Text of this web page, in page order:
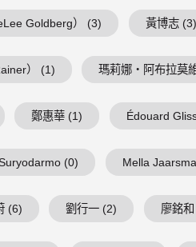
Goldberg） (3) 黃博志 (3)
） (1) 瑪莉娜・阿布拉莫
鄭惠華 (1) Édouard
(0) Mella
(6) 劉行一 (2) 廖銘